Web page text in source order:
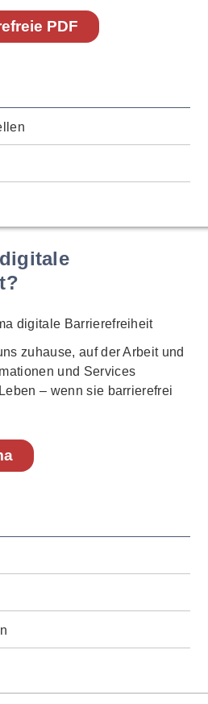
PDF
zuhause, auf der Arbeit und
und Services
– wenn sie barrierefrei